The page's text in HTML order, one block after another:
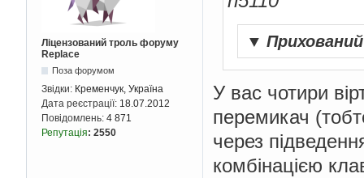
Ліцензований троль форуму
Replace
Поза форумом
Звідки: Кременчук, Україна
Дата реєстрації: 18.07.2012
Повідомлень: 4 871
Репутація: 2550
▼
У вас чотири
перемикач
через
комбінацією